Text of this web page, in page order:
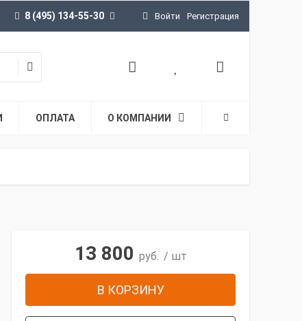
8 (495) 134-55-30 Войти Регистрация
ОПЛАТА О КОМПАНИИ
13 800 руб. / шт
В КОРЗИНУ